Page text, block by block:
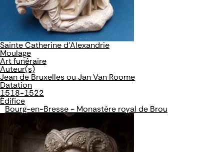
Sainte Catherine d'Alexandrie
Moulage
Art funéraire
Auteur(s)
Jean de Bruxelles ou Jan Van Roome
Datation
1518-1522
Édifice
Bourg-en-Bresse - Monastère royal de Brou